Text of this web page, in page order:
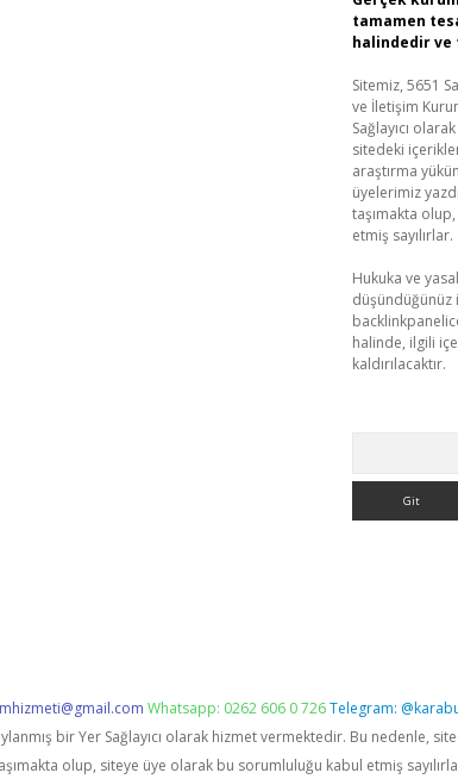
tamamen
halindedir ve
Sitemiz, 5651
ve İletişim
Sağlayıcı
sitedeki
araştırma
üyelerimiz
taşımakta
etmiş sayılırlar.
Hukuka ve
düşündüğünüz
halinde, ilgili
kaldırılacaktır.
Whatsapp: 0262 606 0 726Telegram:
bir Yer Sağlayıcı olarak hizmet vermektedir. Bu nedenle,
olup, siteye üye olarak bu sorumluluğu kabul etmiş